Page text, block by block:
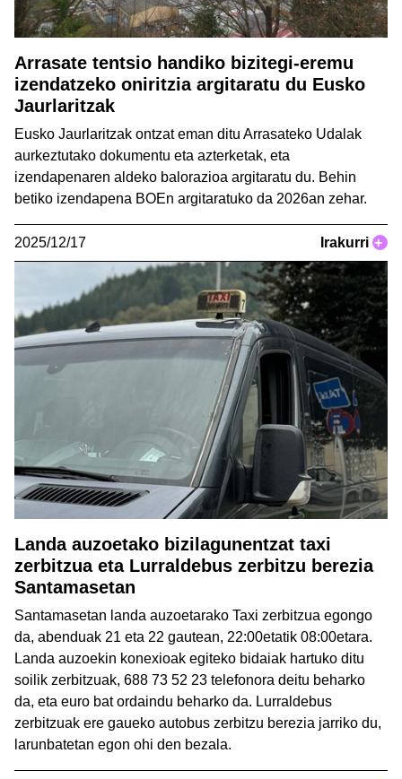
Arrasate tentsio handiko bizitegi-eremu
izendatzeko oniritzia argitaratu du Eusko
Jaurlaritzak
Eusko Jaurlaritzak ontzat eman ditu Arrasateko Udalak
aurkeztutako dokumentu eta azterketak, eta
izendapenaren aldeko balorazioa argitaratu du. Behin
betiko izendapena BOEn argitaratuko da 2026an zehar.
2025/12/17 Irakurri +
Landa auzoetako bizilagunentzat taxi
zerbitzua eta Lurraldebus zerbitzu berezia
Santamasetan
Santamasetan landa auzoetarako Taxi zerbitzua egongo
da, abenduak 21 eta 22 gautean, 22:00etatik 08:00etara.
Landa auzoekin konexioak egiteko bidaiak hartuko ditu
soilik zerbitzuak, 688 73 52 23 telefonora deitu beharko
da, eta euro bat ordaindu beharko da. Lurraldebus
zerbitzuak ere gaueko autobus zerbitzu berezia jarriko du,
larunbatetan egon ohi den bezala.